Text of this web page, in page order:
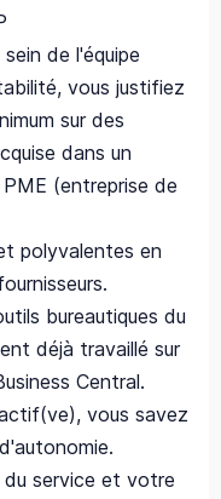
de l'équipe
vous justifiez
sur des
dans un
(entreprise de
polyvalentes en
bureautiques du
déjà travaillé sur
Central.
vous savez
service et votre